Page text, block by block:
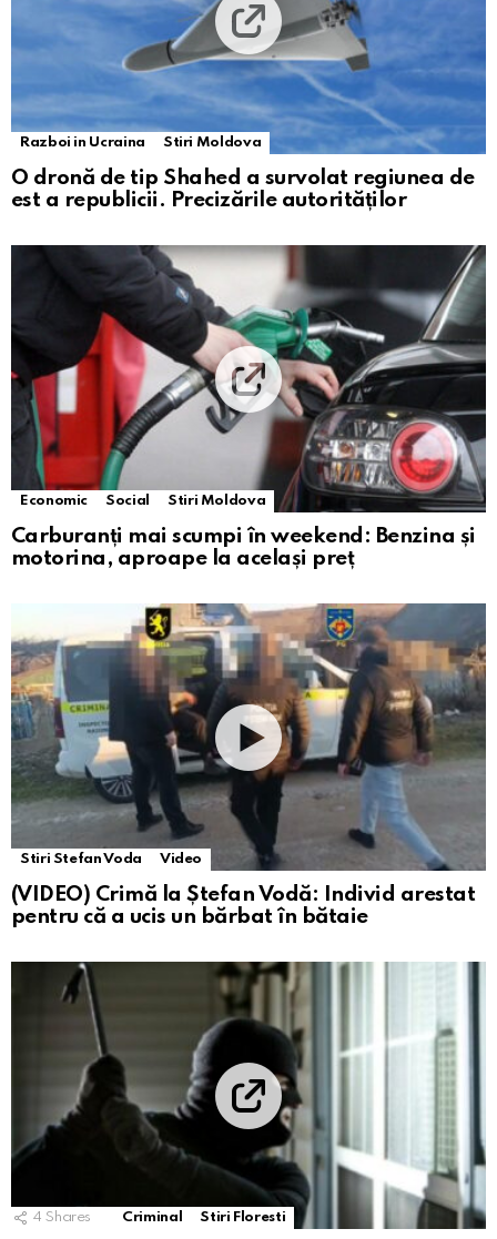
Razboi in Ucraina Stiri Moldova
O dronă de tip Shahed a survolat regiunea de
est a republicii. Precizările autorităților
Economic Social Stiri Moldova
Carburanți mai scumpi în weekend: Benzina și
motorina, aproape la același preț
Stiri Stefan Voda Video
(VIDEO) Crimă la Ștefan Vodă: Individ arestat
pentru că a ucis un bărbat în bătaie
4 Shares Criminal Stiri Floresti